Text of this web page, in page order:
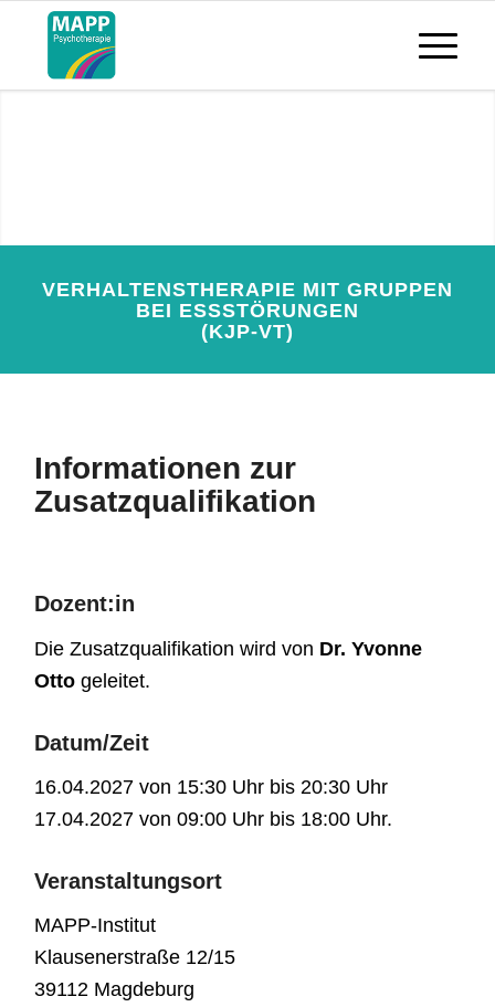
VERHALTENSTHERAPIE MIT GRUPPEN
BEI ESSSTÖRUNGEN
(KJP-VT)
Informationen zur
Zusatzqualifikation
Dozent:in
Die Zusatzqualifikation wird von Dr. Yvonne
Ottogeleitet.
Datum/Zeit
16.04.2027 von 15:30 Uhr bis 20:30 Uhr
17.04.2027 von 09:00 Uhr bis 18:00 Uhr.
Veranstaltungsort
MAPP-Institut
Klausenerstraße 12/15
39112 Magdeburg